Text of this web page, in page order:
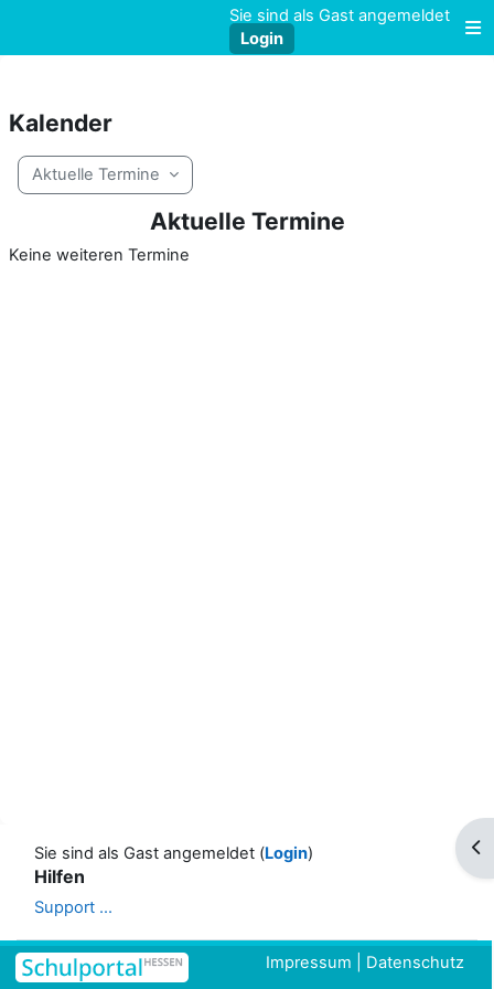
Sie sind als Gast angemeldet
Login
Kalender
Aktuelle Termine
Aktuelle Termine
Keine weiteren Termine
Sie sind als Gast angemeldet (Login)
Hilfen
Support ...
Impressum Datenschutz